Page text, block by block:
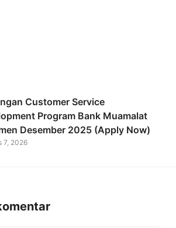
Customer Service
Program Bank Muamalat
Desember 2025 (Apply Now)
7, 2026